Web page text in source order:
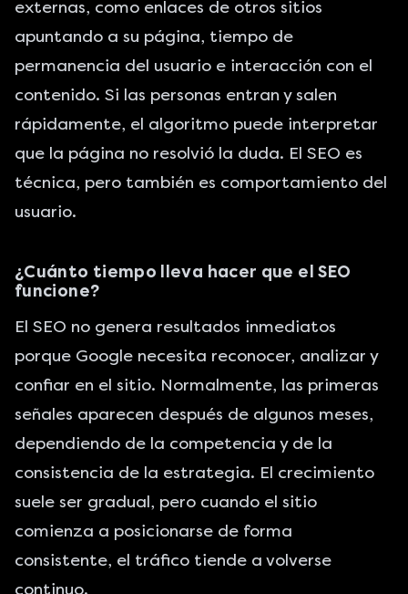
externas, como enlaces de otros sitios
apuntando a su página, tiempo de
permanencia del usuario e interacción con el
contenido. Si las personas entran y salen
rápidamente, el algoritmo puede interpretar
que la página no resolvió la duda. El SEO es
técnica, pero también es comportamiento del
usuario.
¿Cuánto tiempo lleva hacer que el SEO
funcione?
El SEO no genera resultados inmediatos
porque Google necesita reconocer, analizar y
confiar en el sitio. Normalmente, las primeras
señales aparecen después de algunos meses,
dependiendo de la competencia y de la
consistencia de la estrategia. El crecimiento
suele ser gradual, pero cuando el sitio
comienza a posicionarse de forma
consistente, el tráfico tiende a volverse
continuo.